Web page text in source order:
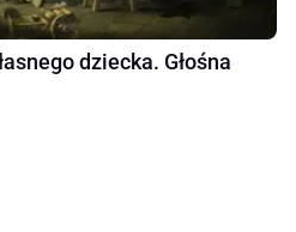
dziecka. Głośna